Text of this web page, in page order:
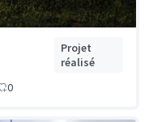
Projet
réalisé
0